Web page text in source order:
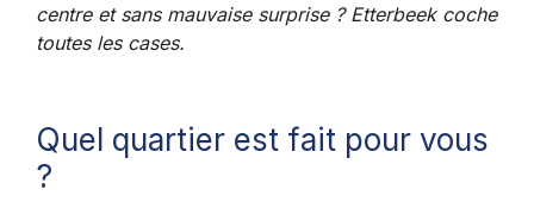
centre et sans mauvaise surprise ? Etterbeek coche
toutes les cases.
Quel quartier est fait pour vous
?